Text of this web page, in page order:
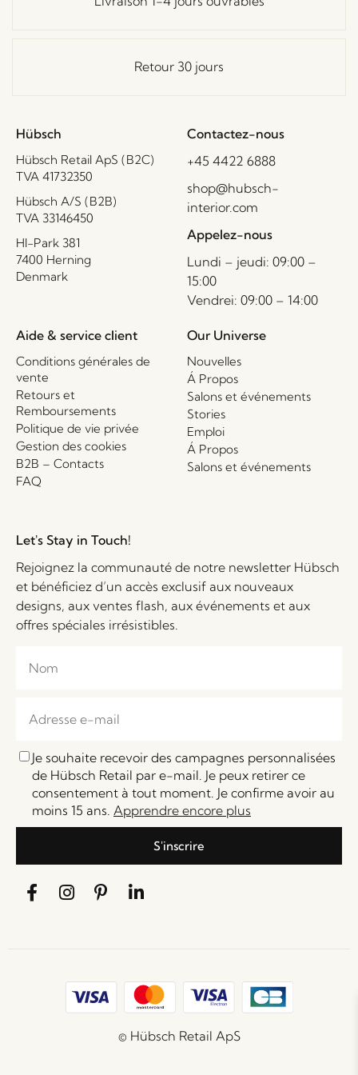
Retour 30 jours
Hübsch
Hübsch Retail ApS (B2C)
TVA 41732350
Hübsch A/S (B2B)
TVA 33146450
HI-Park 381
7400 Herning
Denmark
Contactez-nous
+45 4422 6888
shop@hubsch-
interior.com
Appelez-nous
Lundi – jeudi: 09:00 –
15:00
Vendrei: 09:00 – 14:00
Aide & service client
Conditions générales de
vente
Retours et
Remboursements
Politique de vie privée
Gestion des cookies
B2B – Contacts
FAQ
Our Universe
Nouvelles
Á Propos
Salons et événements
Stories
Emploi
Á Propos
Salons et événements
Let's Stay in Touch!
Rejoignez la communauté de notre newsletter Hübsch
et bénéficiez d’un accès exclusif aux nouveaux
designs, aux ventes flash, aux événements et aux
offres spéciales irrésistibles.
Je souhaite recevoir des campagnes personnalisées
de Hübsch Retail par e-mail. Je peux retirer ce
consentement à tout moment. Je confirme avoir au
moins 15 ans. Apprendre encore plus
S'inscrire
© Hübsch Retail ApS